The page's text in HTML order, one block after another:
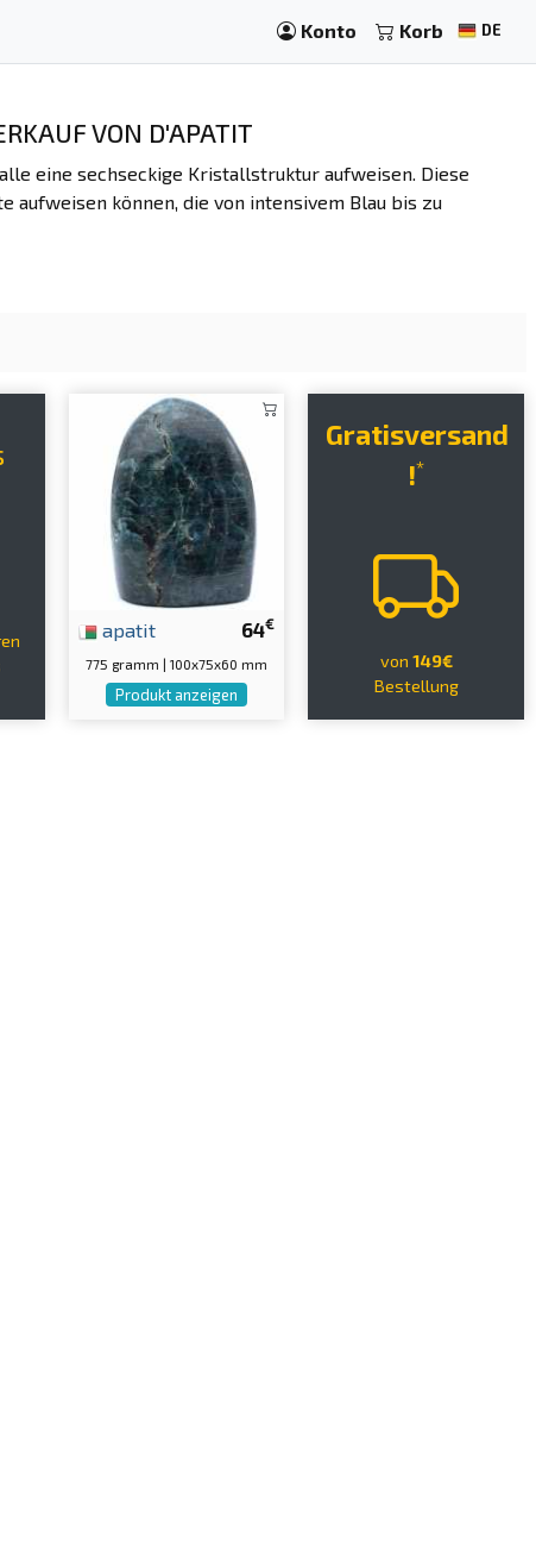
Konto Korb DE
VON D'APATIT
eine sechseckige Kristallstruktur aufweisen. Diese
können, die von intensivem Blau bis zu
64€
apatit
775 gramm | 100x75x60 mm
Produkt anzeigen
Gratisversand
!*
von 149€
Bestellung